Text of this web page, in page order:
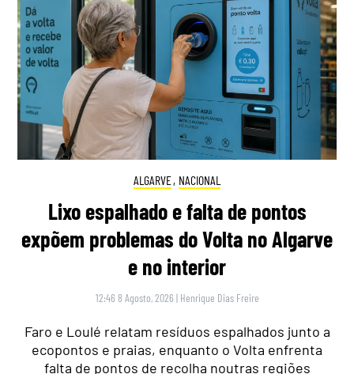
ALGARVE, NACIONAL
Lixo espalhado e falta de pontos
expõem problemas do Volta no Algarve
e no interior
12:46 8 Agosto, 2026 | Henrique Dias Freire
Faro e Loulé relatam resíduos espalhados junto a
ecopontos e praias, enquanto o Volta enfrenta
falta de pontos de recolha noutras regiões